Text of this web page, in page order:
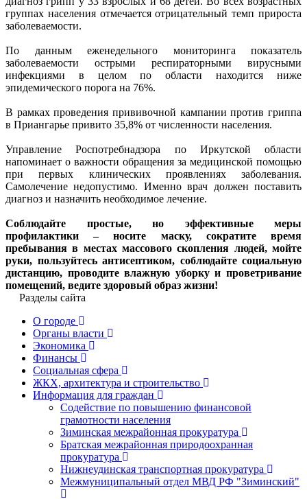
группах населения отмечается отрицательный темп прироста
заболеваемости.
По данным еженедельного мониторинга показатель
заболеваемости острыми респираторными вирусными
инфекциями в целом по области находится ниже
эпидемического порога на 76%.
В рамках проведения прививочной кампании против гриппа
в Приангарье привито 35,8% от численности населения.
Управление Роспотребнадзора по Иркутской области
напоминает о важности обращения за медицинской помощью
при первых клинических проявлениях заболевания.
Самолечение недопустимо. Именно врач должен поставить
диагноз и назначить необходимое лечение.
Соблюдайте простые, но эффективные меры
профилактики – носите маску, сократите время
пребывания в местах массового скопления людей, мойте
руки, пользуйтесь антисептиком, соблюдайте социальную
дистанцию, проводите влажную уборку и проветривание
помещений, ведите здоровый образ жизни!
Разделы сайта
О городе
Органы власти
Экономика
Финансы
Социальная сфера
ЖКХ, архитектура и строительство
Информация для граждан
Содействие по повышению финансовой
грамотности населения
Зиминская межрайонная прокуратура
Братская межрайонная природоохранная
прокуратура
Нижнеудинская транспортная прокуратура
Межмуниципальный отдел МВД РФ "Зиминский"